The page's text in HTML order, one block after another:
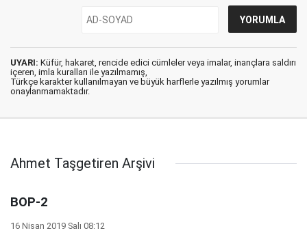
UYARI: Küfür, hakaret, rencide edici cümleler veya imalar, inançlara saldırı
içeren, imla kuralları ile yazılmamış,
Türkçe karakter kullanılmayan ve büyük harflerle yazılmış yorumlar
onaylanmamaktadır.
Ahmet Taşgetiren Arşivi
BOP-2
16 Nisan 2019 Salı 08:12